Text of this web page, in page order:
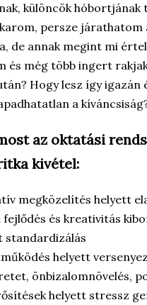
különcök hóbortjának
persze járathatom
de annak megint mi
és még több ingert
Hogy lesz így igazán
a
az oktatási
kivétel:
megközelítés helyett
fejlődés és kreativitás
standardizálás
helyett
önbizalomnövelés,
helyett stressz